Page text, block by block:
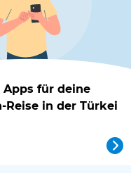
Apps für deine
Reise in der Türkei